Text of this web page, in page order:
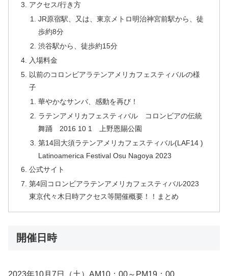
アクセス/行き方
JR原宿駅、又は、東京メトロ明治神宮前駅から、徒
歩約8分
渋谷駅から、徒歩約15分
入場料金
以前のコロンビアラテンアメリカフェスティバルの様
子
華やかなサンバ、感動を再び！
ラテンアメリカフェスティバル コロンビアの伝統
舞踊 2016 10 1 上野恩賜公園
第14回大須ラテンアメリカフェスティバル(LAF14 )
Latinoamerica Festival Osu Nagoya 2023
公式サイト
第4回コロンビアラテンアメリカフェスティバル2023
東京代々木日時アクセス等開催概要！！まとめ
開催日時
2023年10月7日（土）AM10：00～PM19：00